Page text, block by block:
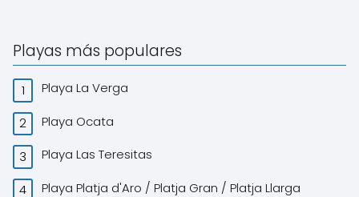
Playas más populares
Playa La Verga
Playa Ocata
Playa Las Teresitas
Playa Platja d'Aro / Platja Gran / Platja Llarga